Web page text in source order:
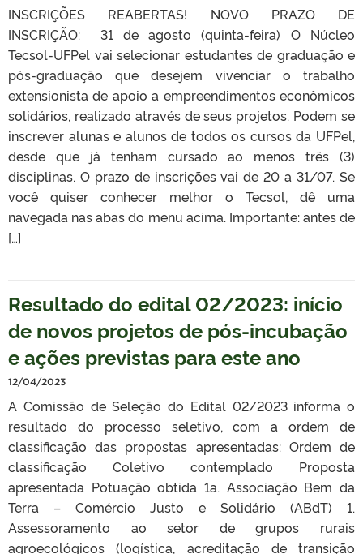
INSCRIÇÕES REABERTAS! NOVO PRAZO DE
INSCRIÇÃO: 31 de agosto (quinta-feira) O Núcleo
Tecsol-UFPel vai selecionar estudantes de graduação e
pós-graduação que desejem vivenciar o trabalho
extensionista de apoio a empreendimentos econômicos
solidários, realizado através de seus projetos. Podem se
inscrever alunas e alunos de todos os cursos da UFPel,
desde que já tenham cursado ao menos três (3)
disciplinas. O prazo de inscrições vai de 20 a 31/07. Se
você quiser conhecer melhor o Tecsol, dê uma
navegada nas abas do menu acima. Importante: antes de
[…]
Resultado do edital 02/2023: início
de novos projetos de pós-incubação
e ações previstas para este ano
12/04/2023
A Comissão de Seleção do Edital 02/2023 informa o
resultado do processo seletivo, com a ordem de
classificação das propostas apresentadas: Ordem de
classificação Coletivo contemplado Proposta
apresentada Potuação obtida 1a. Associação Bem da
Terra – Comércio Justo e Solidário (ABdT) 1.
Assessoramento ao setor de grupos rurais
agroecológicos (logística, acreditação de transição